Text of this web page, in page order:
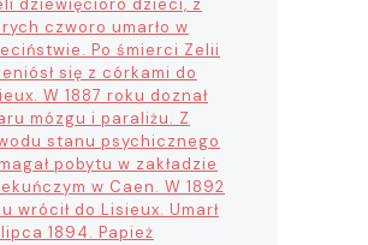
czworo umarło w
Po śmierci Zelii
się z córkami do
W 1887 roku doznał
mózgu i paraliżu. Z
stanu psychicznego
pobytu w zakładzie
w Caen. W 1892
wrócił do Lisieux. Umarł
1894. Papież